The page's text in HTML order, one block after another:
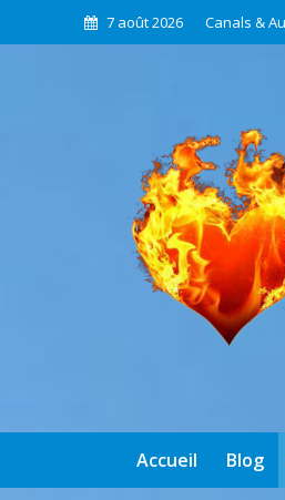
7 août 2026 Canals &
Accueil Blog